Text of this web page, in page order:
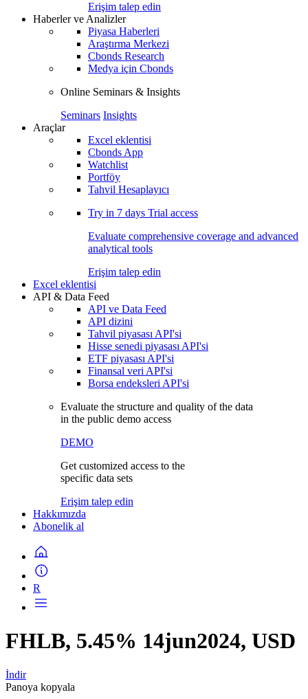
Erişim talep edin
Haberler ve Analizler
Piyasa Haberleri
Araştırma Merkezi
Cbonds Research
Medya için Cbonds
Online Seminars & Insights
Seminars Insights
Araçlar
Excel eklentisi
Cbonds App
Watchlist
Portföy
Tahvil Hesaplayıcı
Try in 7 days Trial access
Evaluate comprehensive coverage and advanced
analytical tools
Erişim talep edin
Excel eklentisi
API & Data Feed
API ve Data Feed
API dizini
Tahvil piyasası API'si
Hisse senedi piyasası API'si
ETF piyasası API'si
Finansal veri API'si
Borsa endeksleri API'si
Evaluate the structure and quality of the data
in the public demo access
DEMO
Get customized access to the
specific data sets
Erişim talep edin
Hakkımızda
Abonelik al
R
FHLB, 5.45% 14jun2024, USD
İndir
Panoya kopyala